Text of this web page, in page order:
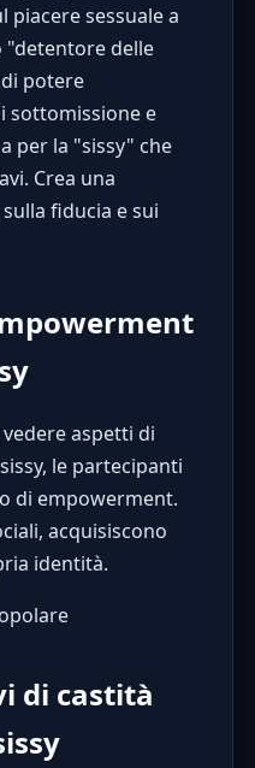
piacere sessuale a
delle
potere
sottomissione e
per la "sissy" che
Crea una
fiducia e sui
aspetti di
le partecipanti
di empowerment.
acquisiscono
identità.
di castità